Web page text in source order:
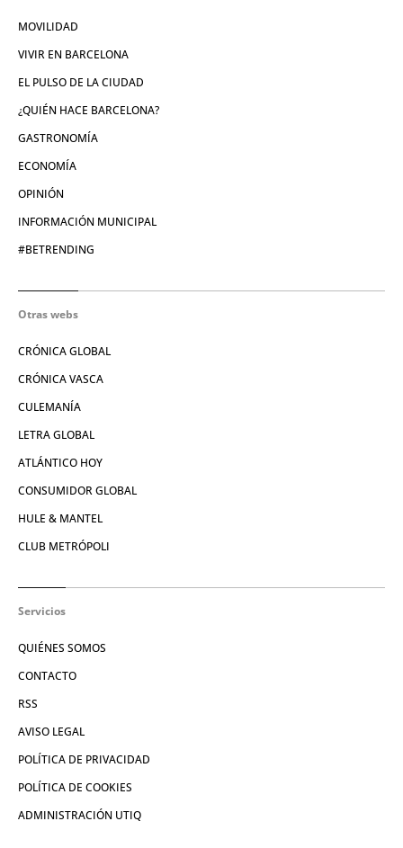
MOVILIDAD
VIVIR EN BARCELONA
EL PULSO DE LA CIUDAD
¿QUIÉN HACE BARCELONA?
GASTRONOMÍA
ECONOMÍA
OPINIÓN
INFORMACIÓN MUNICIPAL
#BETRENDING
Otras webs
CRÓNICA GLOBAL
CRÓNICA VASCA
CULEMANÍA
LETRA GLOBAL
ATLÁNTICO HOY
CONSUMIDOR GLOBAL
HULE & MANTEL
CLUB METRÓPOLI
Servicios
QUIÉNES SOMOS
CONTACTO
RSS
AVISO LEGAL
POLÍTICA DE PRIVACIDAD
POLÍTICA DE COOKIES
ADMINISTRACIÓN UTIQ